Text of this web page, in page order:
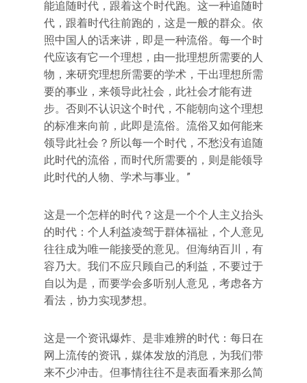
能追随时代，跟着这个时代跑。这一种追随时
代，跟着时代往前跑的，这是一般的群众。依
照中国人的话来讲，即是一种流俗。每一个时
代应该有它一个理想，由一批理想所需要的人
物，来研究理想所需要的学术，干出理想所需
要的事业，来领导此社会，此社会才能有进
步。否则不认识这个时代，不能朝向这个理想
的标准来向前，此即是流俗。流俗又如何能来
领导此社会？所以每一个时代，不愁没有追随
此时代的流俗，而时代所需要的，则是能领导
此时代的人物、学术与事业。”
这是一个怎样的时代？这是一个个人主义抬头
的时代：个人利益凌驾于群体福祉，个人意见
往往成为唯一能接受的意见。但海纳百川，有
容乃大。我们不应只顾自己的利益，不要过于
自以为是，而要学会多听别人意见，考虑各方
看法，协力实现梦想。
这是一个资讯爆炸、是非难辨的时代：每日在
网上流传的资讯，媒体发放的消息，为我们带
来不少冲击。但事情往往不是表面看来那么简